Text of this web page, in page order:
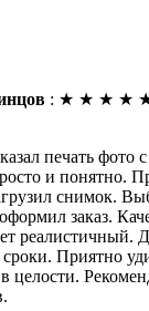
: ★ ★ ★ ★
печать фото
и понятно.
снимок.
заказ.
реалистичный.
сроки. Приятно
целости.